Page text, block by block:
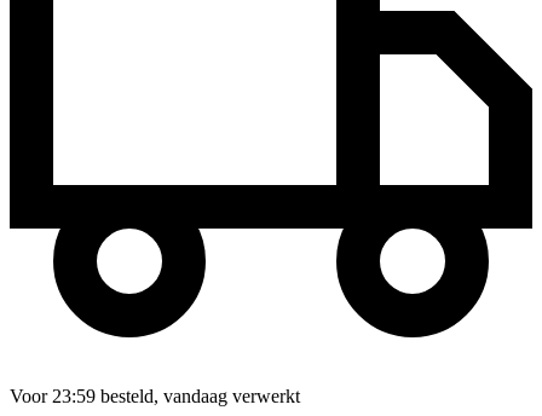
Voor 23:59 besteld, vandaag verwerkt